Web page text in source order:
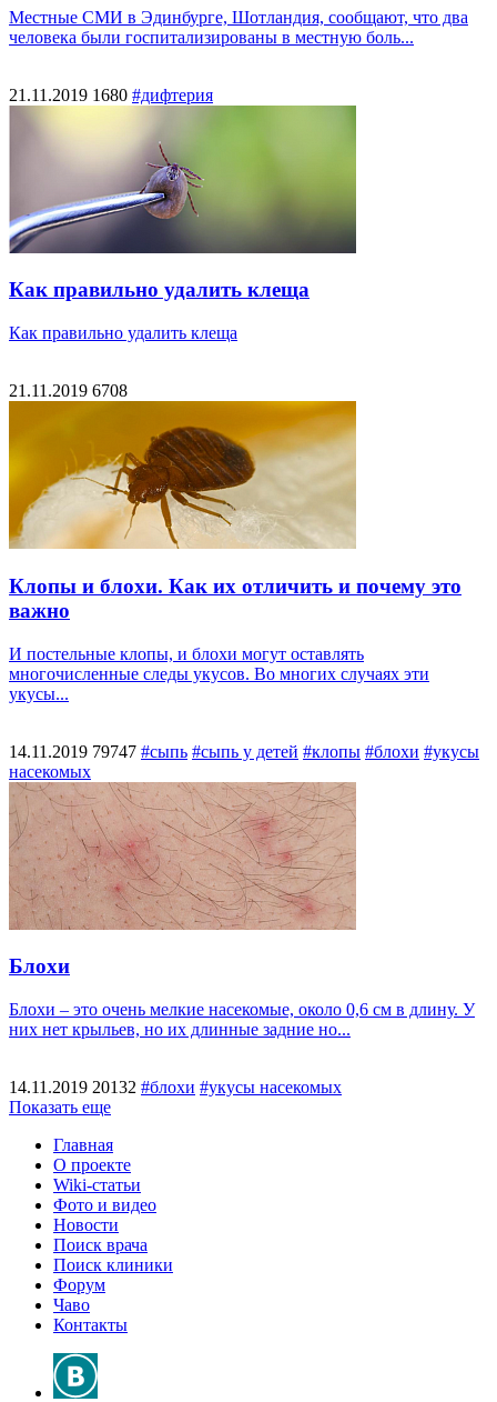
Местные СМИ в Эдинбурге, Шотландия, сообщают, что два
человека были госпитализированы в местную боль...
21.11.2019 1680 #дифтерия
Как правильно удалить клеща
Как правильно удалить клеща
21.11.2019 6708
Клопы и блохи. Как их отличить и почему это
важно
И постельные клопы, и блохи могут оставлять
многочисленные следы укусов. Во многих случаях эти
укусы...
14.11.2019 79747 #сыпь #сыпь у детей #клопы #блохи #укусы
насекомых
Блохи
Блохи – это очень мелкие насекомые, около 0,6 см в длину. У
них нет крыльев, но их длинные задние но...
14.11.2019 20132 #блохи #укусы насекомых
Показать еще
Главная
О проекте
Wiki-статьи
Фото и видео
Новости
Поиск врача
Поиск клиники
Форум
Чаво
Контакты